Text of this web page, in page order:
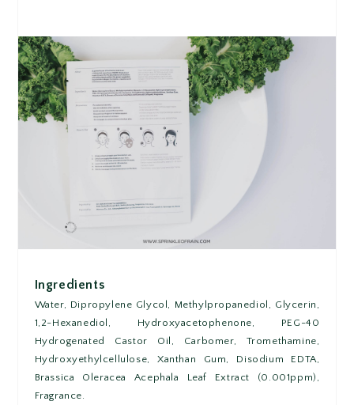
Ingredients
Water, Dipropylene Glycol, Methylpropanediol, Glycerin,
1,2-Hexanediol, Hydroxyacetophenone, PEG-40
Hydrogenated Castor Oil, Carbomer, Tromethamine,
Hydroxyethylcellulose, Xanthan Gum, Disodium EDTA,
Brassica Oleracea Acephala Leaf Extract (0.001ppm),
Fragrance.